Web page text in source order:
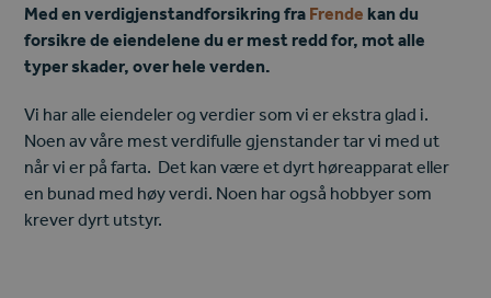
Med en verdigjenstandforsikring fra Frende kan du
forsikre de eiendelene du er mest redd for, mot alle
typer skader, over hele verden.
Vi har alle eiendeler og verdier som vi er ekstra glad i.
Noen av våre mest verdifulle gjenstander tar vi med ut
når vi er på farta. Det kan være et dyrt høreapparat eller
en bunad med høy verdi. Noen har også hobbyer som
krever dyrt utstyr.